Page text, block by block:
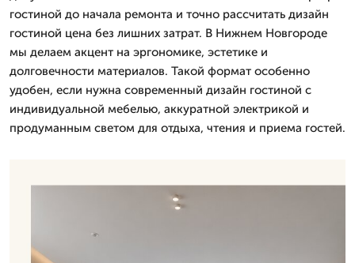
гостиной до начала ремонта и точно рассчитать дизайн
гостиной цена без лишних затрат. В Нижнем Новгороде
мы делаем акцент на эргономике, эстетике и
долговечности материалов. Такой формат особенно
удобен, если нужна современный дизайн гостиной с
индивидуальной мебелью, аккуратной электрикой и
продуманным светом для отдыха, чтения и приема гостей.